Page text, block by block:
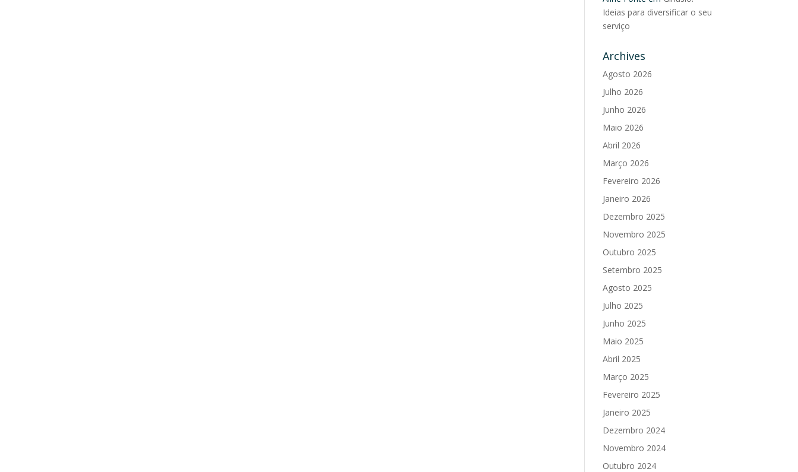
Ideias para diversificar o seu
serviço
Archives
Agosto 2026
Julho 2026
Junho 2026
Maio 2026
Abril 2026
Março 2026
Fevereiro 2026
Janeiro 2026
Dezembro 2025
Novembro 2025
Outubro 2025
Setembro 2025
Agosto 2025
Julho 2025
Junho 2025
Maio 2025
Abril 2025
Março 2025
Fevereiro 2025
Janeiro 2025
Dezembro 2024
Novembro 2024
Outubro 2024